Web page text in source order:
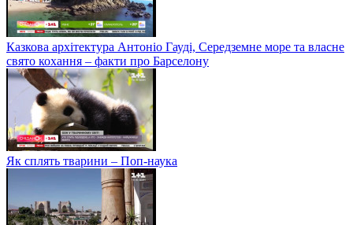
Казкова архітектура Антоніо Гауді, Середземне море та власне
свято кохання – факти про Барселону
Як сплять тварини – Поп-наука